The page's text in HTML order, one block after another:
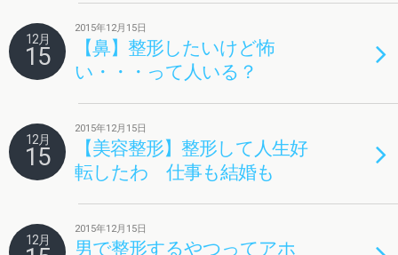
12月
15
2015年12月15日
【鼻】整形したいけど怖
い・・・って人いる？
12月
15
2015年12月15日
【美容整形】整形して人生好
転したわ 仕事も結婚も
12月
2015年12月15日
男で整形するやつってアホ